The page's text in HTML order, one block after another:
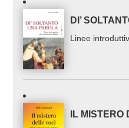
DI’
Linee
IL MISTERO